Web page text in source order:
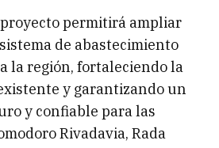
permitirá ampliar
de abastecimiento
la región, fortaleciendo la
y garantizando un
y confiable para las
Rivadavia, Rada